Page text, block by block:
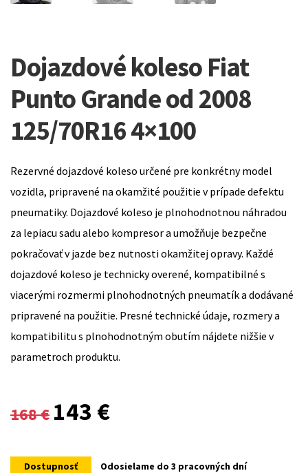
Dojazdové koleso Fiat
Punto Grande od 2008
125/70R16 4×100
Rezervné dojazdové koleso určené pre konkrétny model
vozidla, pripravené na okamžité použitie v prípade defektu
pneumatiky. Dojazdové koleso je plnohodnotnou náhradou
za lepiacu sadu alebo kompresor a umožňuje bezpečne
pokračovať v jazde bez nutnosti okamžitej opravy. Každé
dojazdové koleso je technicky overené, kompatibilné s
viacerými rozmermi plnohodnotných pneumatík a dodávané
pripravené na použitie. Presné technické údaje, rozmery a
kompatibilitu s plnohodnotným obutím nájdete nižšie v
parametroch produktu.
168€
Original
was:
143 €
is:
Dostupnosť Odosielame do 3 pracovných dní